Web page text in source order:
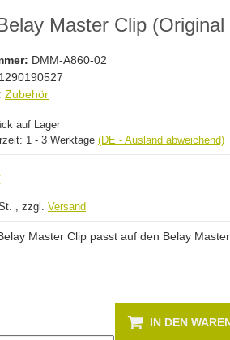
Master Clip
DMM-A860-02
Zubehör
auf Lager
1 - 3 Werktage (DE - Ausland abweichend)
, zzgl. Versand
Master Clip passt auf den Belay
IN DEN